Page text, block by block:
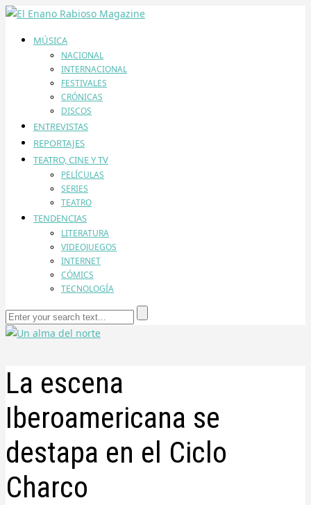
MÚSICA
NACIONAL
INTERNACIONAL
FESTIVALES
CRÓNICAS
DISCOS
ENTREVISTAS
REPORTAJES
TEATRO, CINE Y TV
PELÍCULAS
SERIES
TEATRO
TENDENCIAS
LITERATURA
VIDEOJUEGOS
INTERNET
CÓMICS
TECNOLOGÍA
La escena
Iberoamericana se
destapa en el Ciclo
Charco